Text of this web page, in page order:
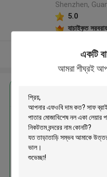
একটি
আমরা শীঘ্রই
Shenzhen,
5.0
যাচাইকৃত
সাফ
পাতার